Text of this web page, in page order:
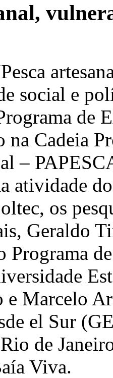
social e
de
na Cadeia
–
atividade
os
Geraldo
Programa
Marcelo
el Sur
de
Viva.